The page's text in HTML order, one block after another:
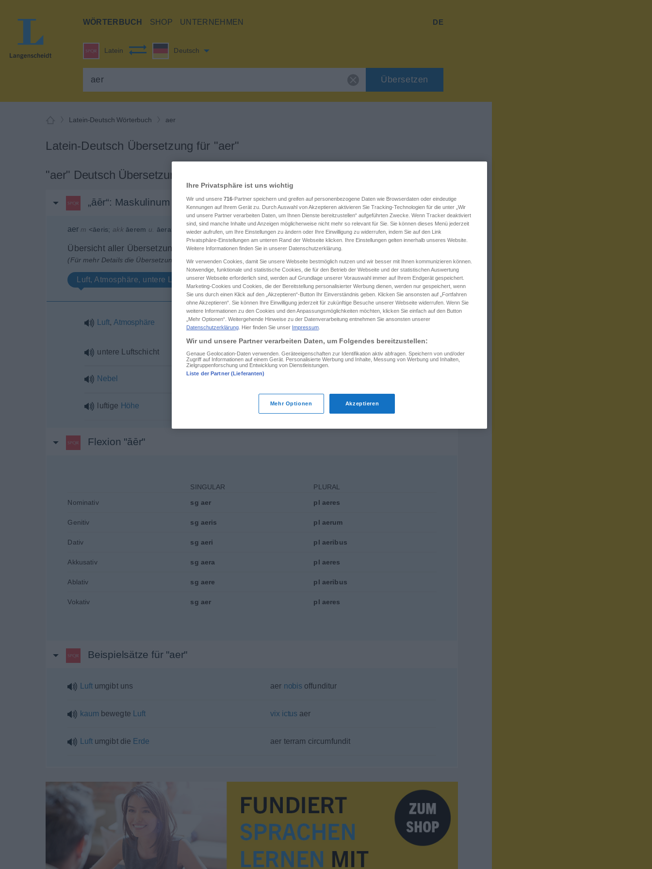
WÖRTERBUCH SHOP UNTERNEHMEN DE
Latein Deutsch
Übersetzen
Latein-Deutsch Wörterbuch aer
Latein-Deutsch Übersetzung für "aer"
"aer" Deutsch Übersetzung
„āēr“: Maskulinum
aerm <āeris; akkāerem u. āera
Übersicht aller Übersetzungen
(Für mehr Details die Übersetzung anklicken/antippen)
Luft, Atmosphäre, untere Luftschicht Nebel luftige Höhe
Luft, Atmosphäre āēr
untere Luftschicht āēr
Nebel
luftige Höhe āēr FIG
Flexion "āēr"
SINGULAR
PLURAL
Nominativ
sg aer pl aeres
Genitiv sg aeris pl aerum
Dativ sg aeri pl aeribus
Akkusativ sg aera pl aeres
Ablativ sg aere pl aeribus
Vokativ sg aer pl aeres
Beispielsätze für "aer"
Luftumgibt uns aer nobis offunditur
kaum bewegte Luft vix ictus aer
Luftumgibt die Erde aer terram circumfundit
Ihre Privatsphäre ist uns wichtig
Wir und unsere 716-Partner speichern und greifen auf personenbezogene Daten wie Browserdaten oder eindeutige
Kennungen auf Ihrem Gerät zu. Durch Auswahl von Akzeptieren aktivieren Sie Tracking-Technologien für die unter „Wir
und unsere Partner verarbeiten Daten, um Ihnen Dienste bereitzustellen“ aufgeführten Zwecke. Wenn Tracker deaktiviert
sind, sind manche Inhalte und Anzeigen möglicherweise nicht mehr so relevant für Sie. Sie können dieses Menü jederzeit
wieder aufrufen, um Ihre Einstellungen zu ändern oder Ihre Einwilligung zu widerrufen, indem Sie auf den Link
Privatsphäre-Einstellungen am unteren Rand der Webseite klicken. Ihre Einstellungen gelten innerhalb unseres Website.
Weitere Informationen finden Sie in unserer Datenschutzerklärung.
Wir verwenden Cookies, damit Sie unsere Webseite bestmöglich nutzen und wir besser mit Ihnen kommunizieren können.
Notwendige, funktionale und statistische Cookies, die für den Betrieb der Webseite und der statistischen Auswertung
unserer Webseite erforderlich sind, werden auf Grundlage unserer Vorauswahl immer auf Ihrem Endgerät gespeichert.
Marketing-Cookies und Cookies, die der Bereitstellung personalisierter Werbung dienen, werden nur gespeichert, wenn
Sie uns durch einen Klick auf den „Akzeptieren“-Button Ihr Einverständnis geben. Klicken Sie ansonsten auf „Fortfahren
ohne Akzeptieren“. Sie können Ihre Einwilligung jederzeit für zukünftige Besuche unserer Webseite widerrufen. Wenn Sie
weitere Informationen zu den Cookies und den Anpassungsmöglichkeiten möchten, klicken Sie einfach auf den Button
„Mehr Optionen“. Weitergehende Hinweise zu der Datenverarbeitung entnehmen Sie ansonsten unserer
Datenschutzerklärung . Hier finden Sie unser Impressum
Wir und unsere Partner verarbeiten Daten, um Folgendes bereitzustellen:
Genaue Geolocation-Daten verwenden. Geräteeigenschaften zur Identifikation aktiv abfragen. Speichern von und/oder
Zugriff auf Informationen auf einem Gerät. Personalisierte Werbung und Inhalte, Messung von Werbung und Inhalten,
Zielgruppenforschung und Entwicklung von Dienstleistungen.
Liste der Partner (Lieferanten)
Mehr Optionen Akzeptieren